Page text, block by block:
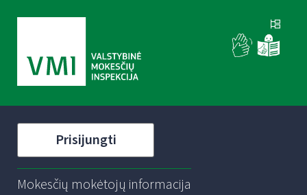
Prisijungti
Mokesčių mokėtojų informacija